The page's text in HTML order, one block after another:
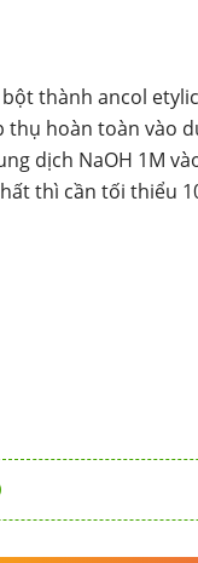
được
là
dung
thành ancol
hoàn toàn vào
dịch NaOH 1M
thì cần tối thiểu